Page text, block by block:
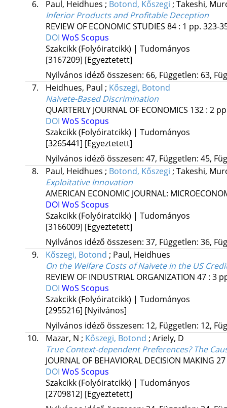
6.
Paul, Heidhues ; Botond, Kőszegi ; Takeshi,
Inferior Products and Profitable Deception
REVIEW OF ECONOMIC STUDIES 84: 1 pp. 323-
DOI WoS Scopus
Szakcikk (Folyóiratcikk) | Tudományos
[3167209] [Egyeztetett]
Nyilvános idéző összesen: 66, Független: 63,
7.
Heidhues, Paul ; Kőszegi, Botond
Naivete-Based Discrimination
QUARTERLY JOURNAL OF ECONOMICS 132: 2
DOI WoS Scopus
Szakcikk (Folyóiratcikk) | Tudományos
[3265441] [Egyeztetett]
Nyilvános idéző összesen: 47, Független: 45,
8.
Paul, Heidhues ; Botond, Kőszegi ; Takeshi,
Exploitative Innovation
AMERICAN ECONOMIC JOURNAL:
DOI WoS Scopus
Szakcikk (Folyóiratcikk) | Tudományos
[3166009] [Egyeztetett]
Nyilvános idéző összesen: 37, Független: 36,
9.
Kőszegi, Botond ; Paul, Heidhues
On the Welfare Costs of Naivete in the US
REVIEW OF INDUSTRIAL ORGANIZATION 47: 3
DOI WoS Scopus
Szakcikk (Folyóiratcikk) | Tudományos
[2955216] [Nyilvános]
Nyilvános idéző összesen: 12, Független: 12,
10.
Mazar, N ; Kőszegi, Botond ; Ariely, D
True Context-dependent Preferences? The
JOURNAL OF BEHAVIORAL DECISION MAKING 27
DOI WoS Scopus
Szakcikk (Folyóiratcikk) | Tudományos
[2709812] [Egyeztetett]